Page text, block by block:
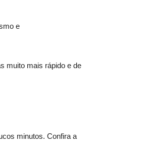
e
muito mais rápido e de
minutos. Confira a